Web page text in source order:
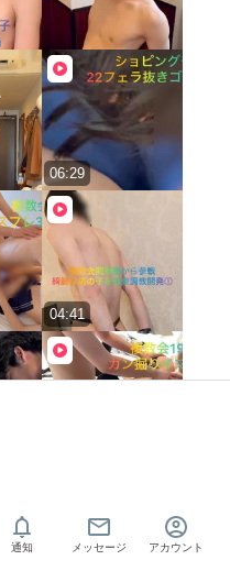
06:29
04:41
通知 メッセージ アカウント